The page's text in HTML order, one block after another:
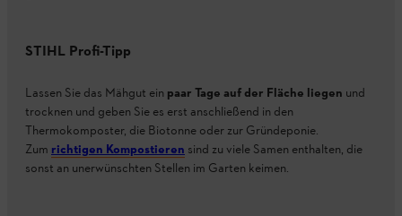
STIHL Profi-Tipp
Lassen Sie das Mähgut ein paar Tage auf der Fläche liegen und
trocknen und geben Sie es erst anschließend in den
Thermokomposter, die Biotonne oder zur Gründeponie.
Zum richtigen Kompostieren sind zu viele Samen enthalten, die
sonst an unerwünschten Stellen im Garten keimen.